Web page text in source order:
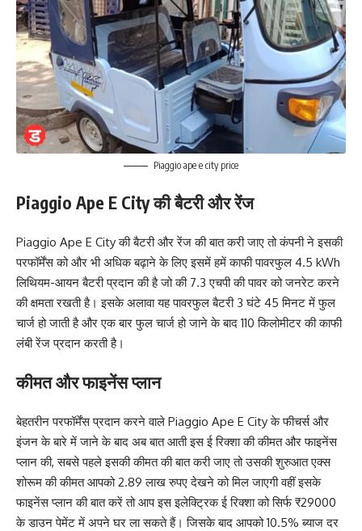
Piaggio ape e city price
Piaggio Ape E City की बैटरी और रेंज
Piaggio Ape E City की बैटरी और रेंज की बात करी जाए तो कंपनी ने इसकी
परफॉर्मेंस को और भी अधिक बढ़ाने के लिए इसमें हमें काफी पावरफुल 4.5 kWh
लिथियम-आयन बैटरी प्रदान की है जो की 7.3 एचपी की पावर को जनरेट करने
की क्षमता रखती है। इसके अलावा यह पावरफुल बैटरी 3 घंटे 45 मिनट में फुल
चार्ज हो जाती है और एक बार फुल चार्ज हो जाने के बाद 110 किलोमीटर की काफी
लंबी रेंज प्रदान करती है।
कीमत और फाइनेंस प्लान
बेहतरीन परफॉर्मेंस प्रदान करने वाले Piaggio Ape E City के फीचर्स और
इंजन के बारे में जाने के बाद अब बात आती इस ई रिक्शा की कीमत और फाइनेंस
प्लान की, सबसे पहले इसकी कीमत की बात करी जाए तो उसकी शुरुआत एक्स
शोरूम की कीमत आपको 2.89 लाख रुपए देखने को मिल जाएगी वहीं इसके
फाइनेंस प्लान की बात करें तो आप इस इलेक्ट्रिक ई रिक्शा को सिर्फ ₹29000
के डाउन पेमेंट में अपने घर ला सकते हैं। जिसके बाद आपको 10.5% ब्याज दर